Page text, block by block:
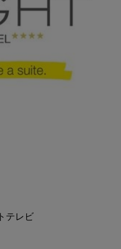
テレビ